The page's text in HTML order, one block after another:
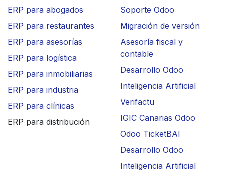
ERP para abogados
ERP para restaurantes
ERP para asesorías
ERP para logística
ERP para inmobiliarias
ERP para industria
ERP para clínicas
ERP para distribución
Soporte Odoo
Migración de versión
Asesoría fiscal y
contable
Desarrollo Odoo
Inteligencia Artificial
Verifactu
IGIC Canarias Odoo
Odoo TicketBAI
Desarrollo Odoo
Inteligencia Artificial